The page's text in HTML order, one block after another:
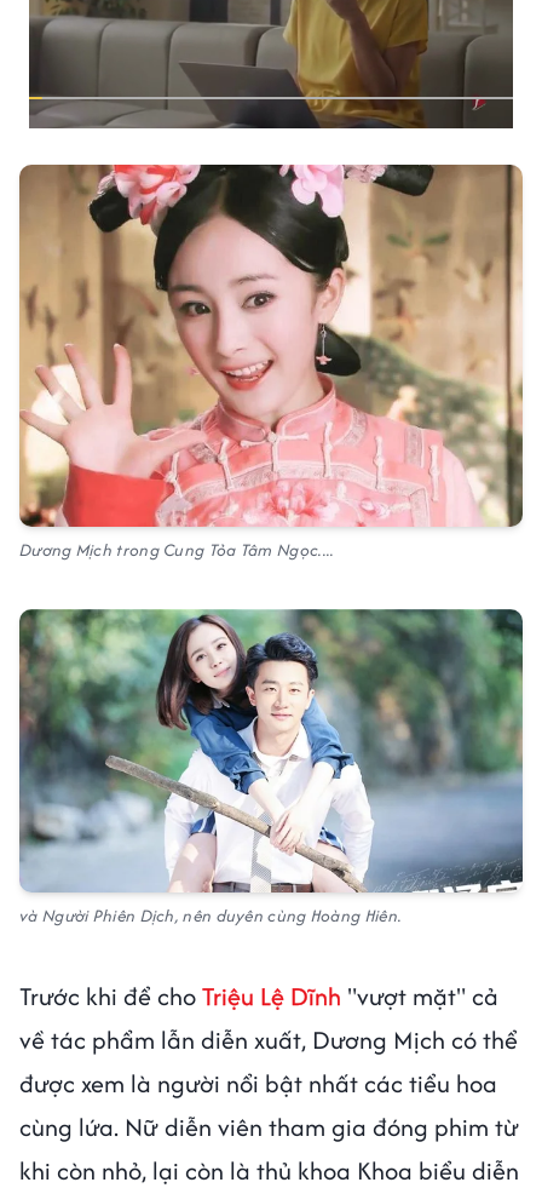
Dương Mịch trong Cung Tỏa Tâm Ngọc....
và Người Phiên Dịch, nên duyên cùng Hoàng Hiên.
Trước khi để choTriệu Lệ Dĩnh "vượt mặt" cả
về tác phẩm lẫn diễn xuất, Dương Mịch có thể
được xem là người nổi bật nhất các tiểu hoa
cùng lứa. Nữ diễn viên tham gia đóng phim từ
khi còn nhỏ, lại còn là thủ khoa Khoa biểu diễn